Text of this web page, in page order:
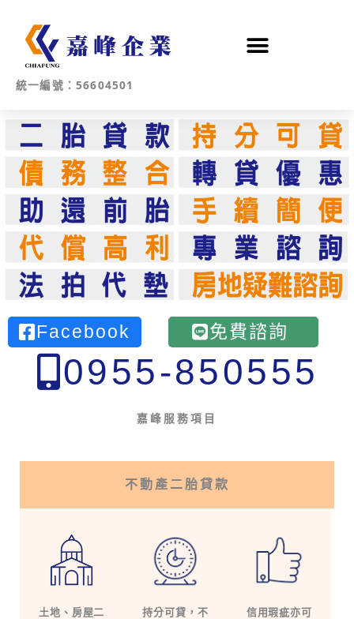
統一編號：56604501
Facebook 免費諮詢
0955-850555
嘉峰服務項目
不動產二胎貸款
土地、房屋二
持分可貸，不
信用瑕疵亦可